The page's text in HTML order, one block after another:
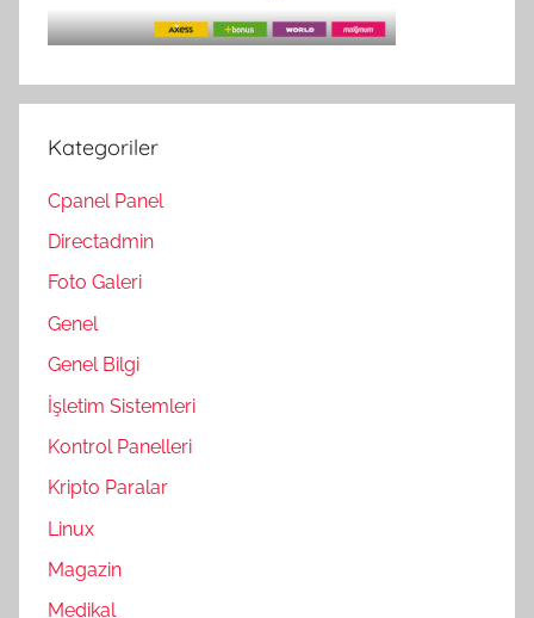
Kategoriler
Cpanel Panel
Directadmin
Foto Galeri
Genel
Genel Bilgi
İşletim Sistemleri
Kontrol Panelleri
Kripto Paralar
Linux
Magazin
Medikal